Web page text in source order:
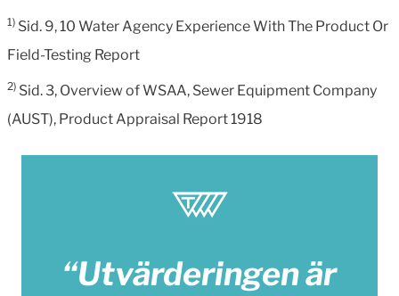
1) Sid. 9, 10 Water Agency Experience With The Product Or
Field-Testing Report
2) Sid. 3, Overview of WSAA, Sewer Equipment Company
(AUST), Product Appraisal Report 1918
“Utvärderingen är